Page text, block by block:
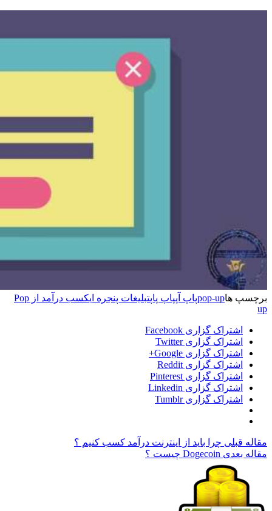
برچسپ هاpop-upپاپ آپپاپ پاپتبلیغات پنجره ای
کسب درآمد از Pop
up
اشتراک گزاری Facebook
اشتراک گزاری Twitter
اشتراک گزاری Google+
اشتراک گزاری Reddit
اشتراک گزاری Pinterest
اشتراک گزاری Linkedin
اشتراک گزاری Tumblr
مقاله قبلی چرا باید از اینترنت درآمد کسب کنیم ؟
مقاله بعدی